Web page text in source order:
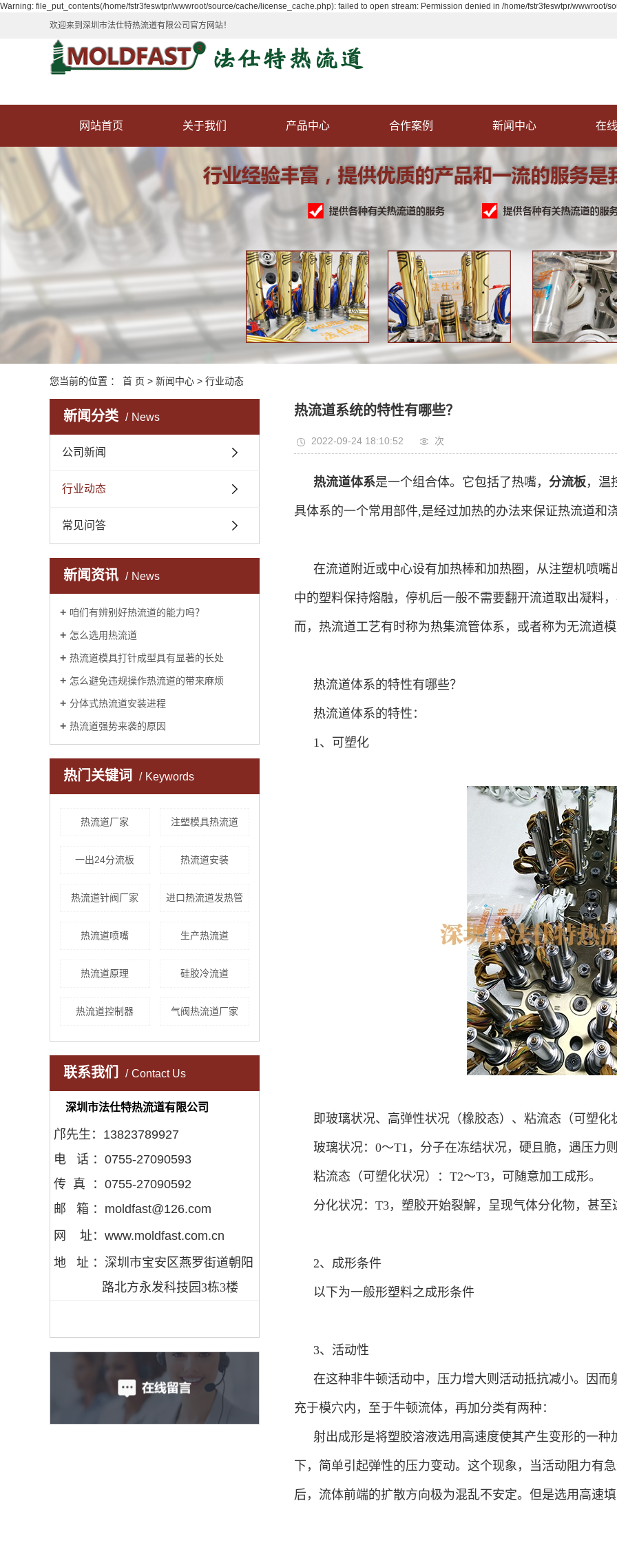
Warning: file_put_contents(/home/fstr3feswtpr/wwwroot/source/cache/license_cache.php): failed to open stream: Permission denied in /home/fstr3feswtpr/wwwroot/
欢迎来到深圳市法仕特热流道有限公司官方网站！
网站首页 关于我们 产品中心
尖点式热咀
开放式热咀
热流道分流板
热流道温控箱
合作案例 新闻中心
行业动态
常见问答
在
您当前的位置 ： 首 页 > 新闻中心 > 行业动态
新闻分类 News
公司新闻
行业动态
常见问答
新闻资讯 News
咱们有辨别好热流道的能力吗？
怎么选用热流道
热流道模具打针成型具有显著的长处
怎么避免违规操作热流道的带来麻烦
分体式热流道安装进程
热流道强势来袭的原因
热门关键词 Keywords
热流道厂家 注塑模具热流道
一出24分流板 热流道安装
热流道针阀厂家 进口热流道发热管
热流道喷嘴 生产热流道
热流道原理 硅胶冷流道
热流道控制器 气阀热流道厂家
联系我们 Contact Us
深圳市法仕特热流道有限公司
邝先生：13823789927
电 话 ：0755-27090593
传 真 ：0755-27090592
邮 箱 ：moldfast@126.com
网 址：www.moldfast.com.cn
地 址 ： 深圳市宝安区燕罗街道朝阳
路北方永发科技园3栋3楼
热流道系统的特性有哪些？
2022-09-24 18:10:52 次
热流道体系是一个组合体。它包括了热嘴， 分流板，温
具体系的一个常用部件,是经过加热的办法来保证热流道和
在流道附近或中心设有加热棒和加热圈，从注塑机喷
中的塑料保持熔融，停机后一般不需要翻开流道取出凝料
而，热流道工艺有时称为热集流管体系，或者称为无流道
热流道体系的特性有哪些？
热流道体系的特性：
1、可塑化
即玻璃状况、高弹性状况（橡胶态）、粘流态（可塑化
玻璃状况：0～T1，分子在冻结状况，硬且脆，遇压力
粘流态（可塑化状况）：T2～T3，可随意加工成形。
分化状况：T3，塑胶开始裂解，呈现气体分化物，甚至
2、成形条件
以下为一般形塑料之成形条件
3、活动性
在这种非牛顿活动中，压力增大则活动抵抗减小。因
充于模穴内，至于牛顿流体，再加分类有两种：
射出成形是将塑胶溶液选用高速度使其产生变形的一
下，简单引起弹性的压力变动。这个现象，当活动阻力有
后，流体前端的扩散方向极为混乱不安定。但是选用高速